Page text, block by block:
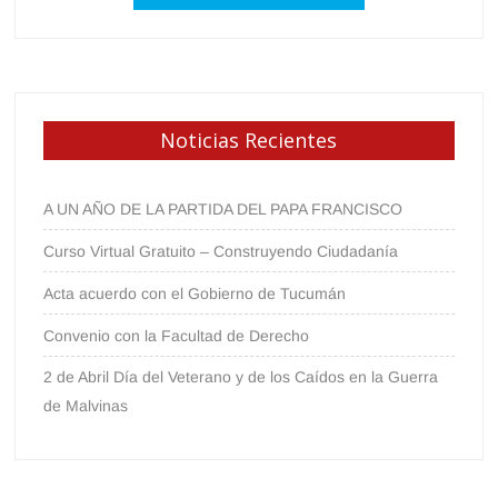
Noticias Recientes
A UN AÑO DE LA PARTIDA DEL PAPA FRANCISCO
Curso Virtual Gratuito – Construyendo Ciudadanía
Acta acuerdo con el Gobierno de Tucumán
Convenio con la Facultad de Derecho
2 de Abril Día del Veterano y de los Caídos en la Guerra
de Malvinas